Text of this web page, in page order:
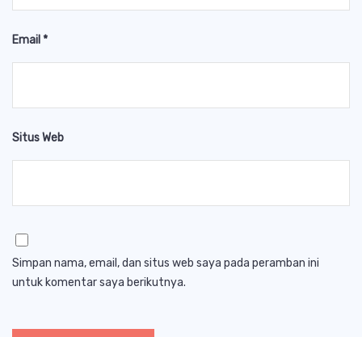
Email *
Situs Web
Simpan nama, email, dan situs web saya pada peramban ini
untuk komentar saya berikutnya.